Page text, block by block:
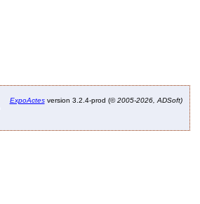
ExpoActesversion 3.2.4-prod (©2005-2026, ADSoft)